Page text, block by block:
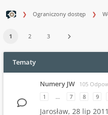
Ograniczony dostęp
1 2 3
Tematy
Numery JW
105
1
… 7 8 9
Jarosław, 28 lip